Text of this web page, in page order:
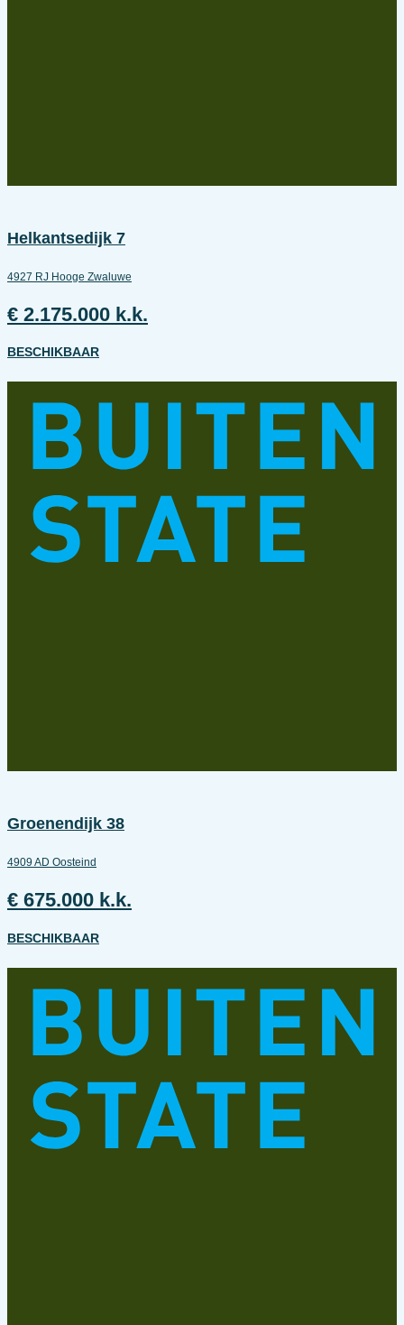
Helkantsedijk 7
4927 RJ Hooge Zwaluwe
€ 2.175.000 k.k.
BESCHIKBAAR
Groenendijk 38
4909 AD Oosteind
€ 675.000 k.k.
BESCHIKBAAR